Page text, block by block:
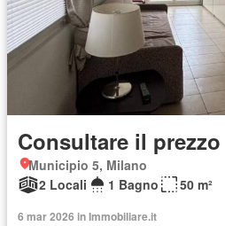
Consultare il prezzo
Municipio 5, Milano
2 Locali
1 Bagno 50 m²
6 mar 2026 in Immobiliare.it